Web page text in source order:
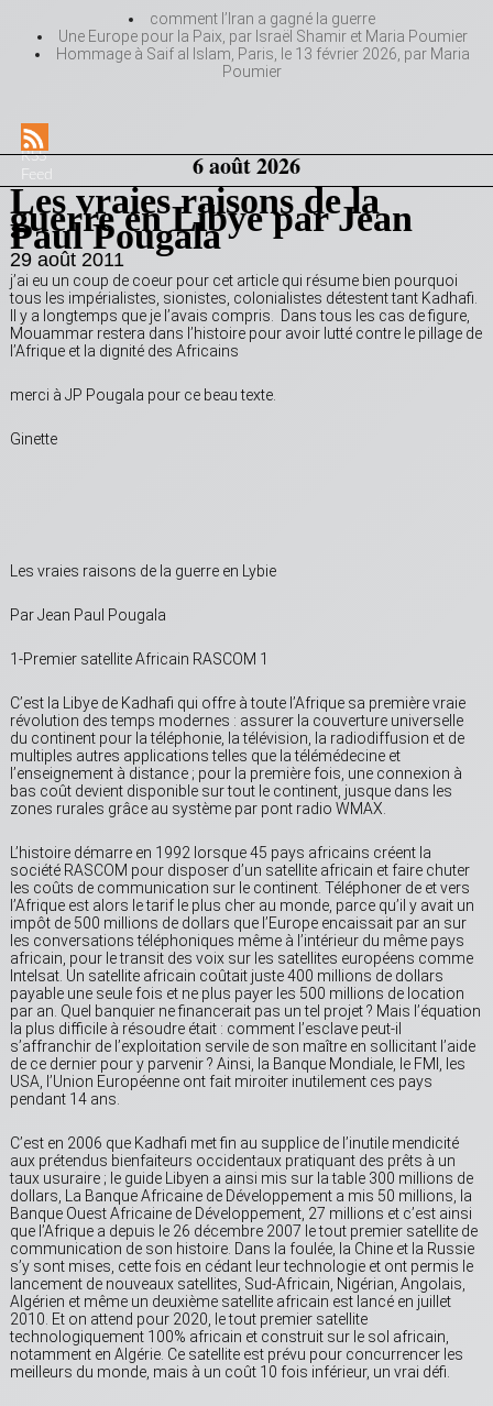
comment l’Iran a gagné la guerre
Une Europe pour la Paix, par Israël Shamir et Maria Poumier
Hommage à Saif al Islam, Paris, le 13 février 2026, par Maria
Poumier
RSS
Feed
6 août 2026
Les vraies raisons de la
guerre en Libye par Jean
Paul Pougala
29 août 2011
j’ai eu un coup de coeur pour cet article qui résume bien pourquoi
tous les impérialistes, sionistes, colonialistes détestent tant Kadhafi.
Il y a longtemps que je l’avais compris. Dans tous les cas de figure,
Mouammar restera dans l’histoire pour avoir lutté contre le pillage de
l’Afrique et la dignité des Africains
merci à JP Pougala pour ce beau texte.
Ginette
Les vraies raisons de la guerre en Lybie
Par Jean Paul Pougala
1-Premier satellite Africain RASCOM 1
C’est la Libye de Kadhafi qui offre à toute l’Afrique sa première vraie
révolution des temps modernes : assurer la couverture universelle
du continent pour la téléphonie, la télévision, la radiodiffusion et de
multiples autres applications telles que la télémédecine et
l’enseignement à distance ; pour la première fois, une connexion à
bas coût devient disponible sur tout le continent, jusque dans les
zones rurales grâce au système par pont radio WMAX.
L’histoire démarre en 1992 lorsque 45 pays africains créent la
société RASCOM pour disposer d’un satellite africain et faire chuter
les coûts de communication sur le continent. Téléphoner de et vers
l’Afrique est alors le tarif le plus cher au monde, parce qu’il y avait un
impôt de 500 millions de dollars que l’Europe encaissait par an sur
les conversations téléphoniques même à l’intérieur du même pays
africain, pour le transit des voix sur les satellites européens comme
Intelsat. Un satellite africain coûtait juste 400 millions de dollars
payable une seule fois et ne plus payer les 500 millions de location
par an. Quel banquier ne financerait pas un tel projet ? Mais l’équation
la plus difficile à résoudre était : comment l’esclave peut-il
s’affranchir de l’exploitation servile de son maître en sollicitant l’aide
de ce dernier pour y parvenir ? Ainsi, la Banque Mondiale, le FMI, les
USA, l’Union Européenne ont fait miroiter inutilement ces pays
pendant 14 ans.
C’est en 2006 que Kadhafi met fin au supplice de l’inutile mendicité
aux prétendus bienfaiteurs occidentaux pratiquant des prêts à un
taux usuraire ; le guide Libyen a ainsi mis sur la table 300 millions de
dollars, La Banque Africaine de Développement a mis 50 millions, la
Banque Ouest Africaine de Développement, 27 millions et c’est ainsi
que l’Afrique a depuis le 26 décembre 2007 le tout premier satellite de
communication de son histoire. Dans la foulée, la Chine et la Russie
s’y sont mises, cette fois en cédant leur technologie et ont permis le
lancement de nouveaux satellites, Sud-Africain, Nigérian, Angolais,
Algérien et même un deuxième satellite africain est lancé en juillet
2010. Et on attend pour 2020, le tout premier satellite
technologiquement 100% africain et construit sur le sol africain,
notamment en Algérie. Ce satellite est prévu pour concurrencer les
meilleurs du monde, mais à un coût 10 fois inférieur, un vrai défi.